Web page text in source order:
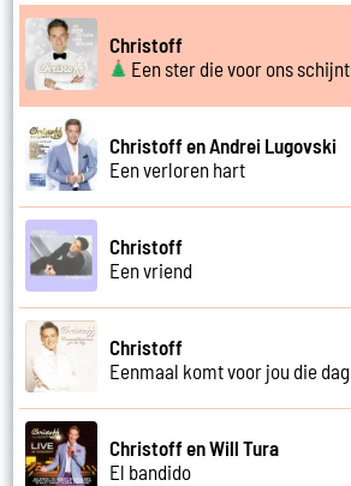
Christoff
Een ster die voor ons schijnt
Christoff en Andrei Lugovski
Een verloren hart
Christoff
Een vriend
Christoff
Eenmaal komt voor jou die dag
Christoff en Will Tura
El bandido